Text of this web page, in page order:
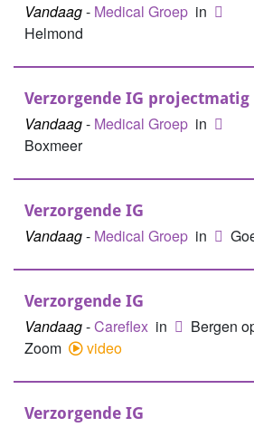
Vandaag- Medical Groep in
Helmond
Verzorgende IG projectmatig
Vandaag- Medical Groep in
Boxmeer
Verzorgende IG
Vandaag- Medical Groep in
Verzorgende IG
Vandaag-Careflex in
Bergen
Zoom
video
Verzorgende IG